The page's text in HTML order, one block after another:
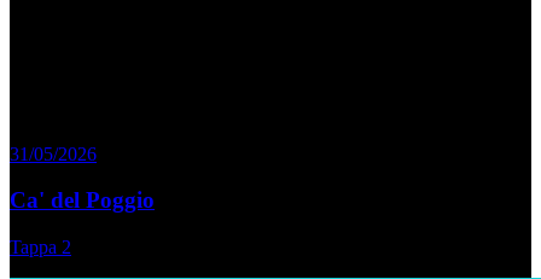
31/05/2026
Ca' del Poggio
Tappa 2